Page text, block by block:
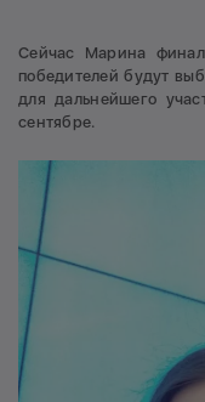
Сейчас Марина
победителей будут
для дальнейшего
сентябре.